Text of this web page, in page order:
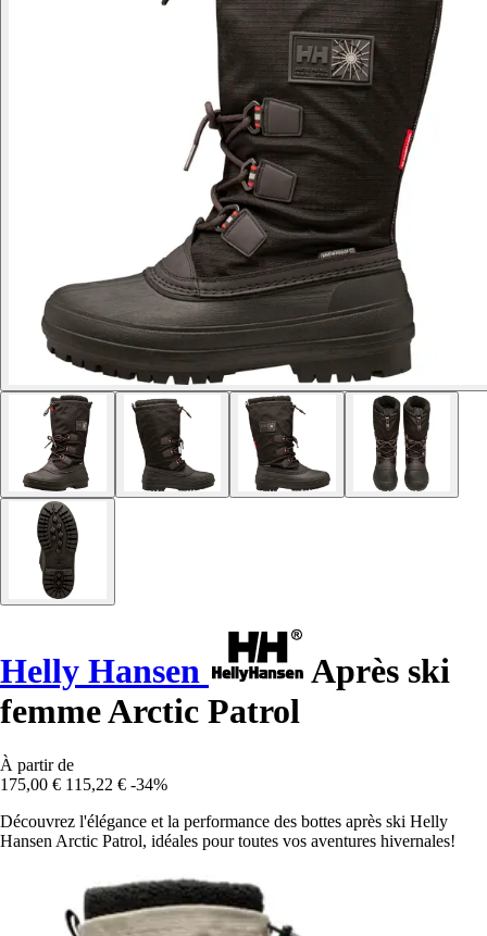
Helly Hansen
Après ski
femme Arctic Patrol
À partir de
175,00 € 115,22 € -34%
Découvrez l'élégance et la performance des bottes après ski Helly
Hansen Arctic Patrol, idéales pour toutes vos aventures hivernales!